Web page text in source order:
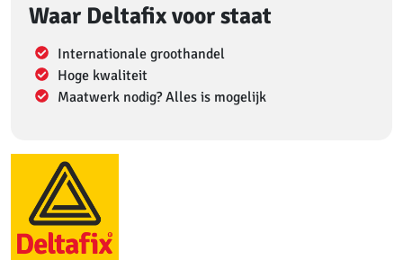
Waar Deltafix voor staat
Internationale groothandel
Hoge kwaliteit
Maatwerk nodig? Alles is mogelijk